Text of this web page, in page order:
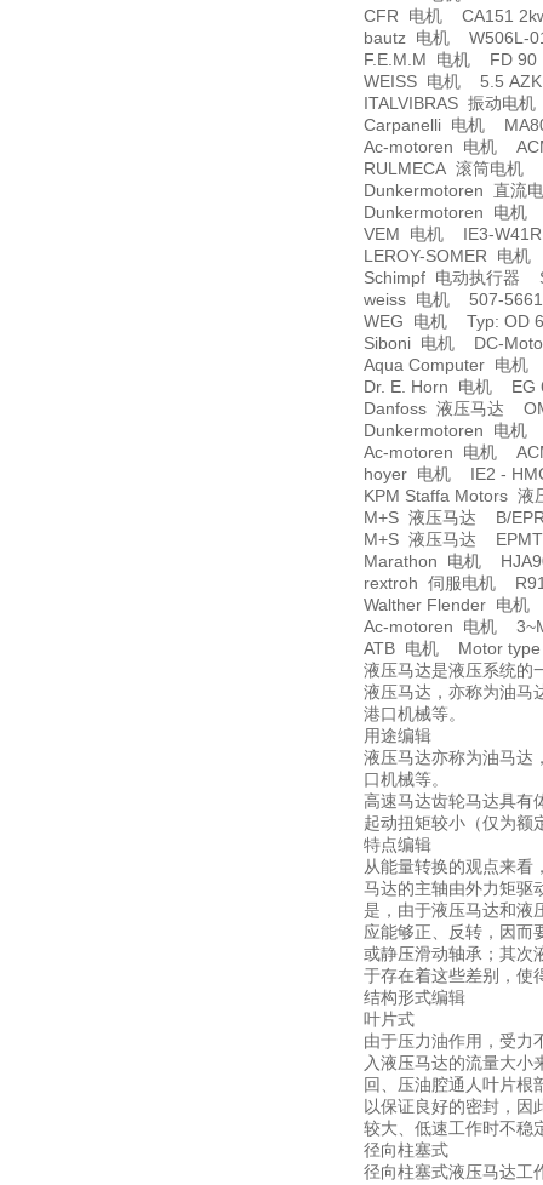
CFR 电机 CA151
bautz 电机 W506L-
F.E.M.M 电机 FD 90
WEISS 电机 5.5
ITALVIBRAS 振动电
Carpanelli 电机
Ac-motoren 电机
RULMECA 滚筒电机
Dunkermotoren 直流
Dunkermotoren 电机
VEM 电机 IE3-
LEROY-SOMER 电
Schimpf 电动执行器
weiss 电机 507-
WEG 电机 Typ: OD
Siboni 电机 DC-
Aqua Computer 电机
Dr. E. Horn 电机 EG
Danfoss 液压马达
Dunkermotoren 电机
Ac-motoren 电机
hoyer 电机 IE2 -
KPM Staffa Motors
M+S 液压马达 B/
M+S 液压马达
Marathon 电机
rextroh 伺服电机
Walther Flender 电机
Ac-motoren 电机
ATB 电机 Motor type
液压马达是液压系统的
液压马达，亦称为油马
港口机械等。
用途编辑
液压马达亦称为油马达
口机械等。
高速马达齿轮马达具有
起动扭矩较小（仅为
特点编辑
从能量转换的观点来看
马达的主轴由外力矩驱
是，由于液压马达和液
应能够正、反转，因而
或静压滑动轴承；其次
于存在着这些差别，使
结构形式编辑
叶片式
由于压力油作用，受力
入液压马达的流量大
回、压油腔通人叶片根
以保证良好的密封，因
较大、低速工作时不稳
径向柱塞式
径向柱塞式液压马达工